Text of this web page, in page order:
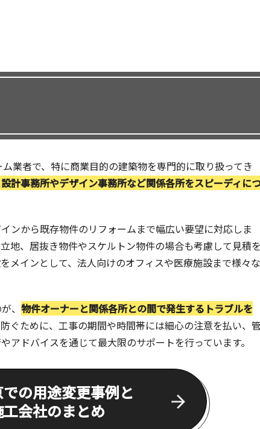
業者で、特に商業目的の建築物を専門的に取り扱ってき
計事務所やデザイン事務所など関係各所をスピーディに
ンから既存物件のリフォームまで幅広い要望に対応しま
地、居抜き物件やスケルトン物件の場合も考慮して見積を
メインとして、法人向けのオフィスや医療施設まで様々な
、 物件オーナーと関係各所との間で発生するトラブルを
ぐために、工事の期間や時間帯には細心の注意を払い、管
ドバイスを通じて最大限のサポートを行っています。
での用途変更事例と
会社のまとめ